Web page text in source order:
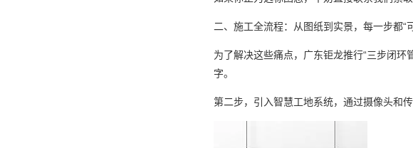
二、施工全流程：从图纸到实景，每一步都
为了解决这些痛点，广东钜龙推行“三步闭
字。
第二步，引入智慧工地系统，通过摄像头和